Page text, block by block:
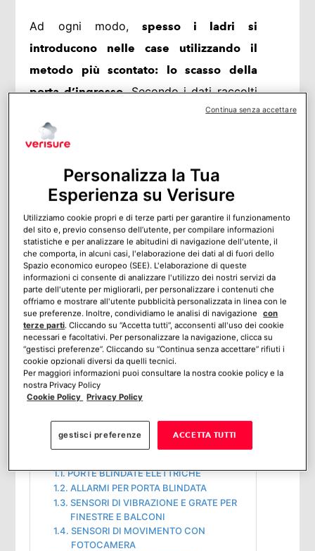
Ad ogni modo, spesso i ladri si
introducono nelle case utilizzando il
metodo più scontato: lo scasso della
porta d’ingresso.Secondo i dati raccolti
da Verisure e l’Istituto di Ricerca
Internazionale Kantar, 1 ladro su 2 si
principale. Per farlo utilizza tecniche di
scassinamento (50%) oppure un piede di
porco (1 su 4).
Per questo motivoè consigliabile
migliorare la sicurezza degli accessi
come porte, finestre e balconi.
Dispositivi come un antifurto, porta
blindata, allarmi per porta blindata,
sensori per porta blindata e per finestre
possono rivelarsi molto utili.
Sommario
ANTIFURTO PORTA BLINDATA E ALTRI
PORTE BLINDATE ELETTRICHE
ALLARMI PER PORTA BLINDATA
SENSORI DI VIBRAZIONE E GRATE PER
FINESTRE E BALCONI
SENSORI DI MOVIMENTO CON
FOTOCAMERA
Personalizza la Tua
Esperienza su Verisure
Utilizziamo cookie propri e di terze parti per garantire il funzionamento
del sito e, previo consenso dell’utente, per compilare informazioni
statistiche e per analizzare le abitudini di navigazione dell'utente, il
che comporta, in alcuni casi, l'elaborazione dei dati al di fuori dello
Spazio economico europeo (SEE). L'elaborazione di queste
informazioni ci consente di analizzare l'utilizzo dei nostri servizi da
parte dell'utente per migliorarli, per personalizzare i contenuti che
offriamo e mostrare all'utente pubblicità personalizzata in linea con le
sue preferenze. Inoltre, condividiamo le analisi di navigazione
con
terze parti. Cliccando su “Accetta tutti”, acconsenti all'uso dei cookie
necessari e facoltativi. Per personalizzare la navigazione, clicca su
“gestisci preferenze”. Cliccando su “Continua senza accettare” rifiuti i
cookie opzionali diversi da quelli tecnici.
Per maggiori informazioni puoi consultare la nostra cookie policy e la
nostra Privacy Policy
Cookie Policy Privacy Policy
gestisci preferenze ACCETTA TUTTI
Continua senza accettare